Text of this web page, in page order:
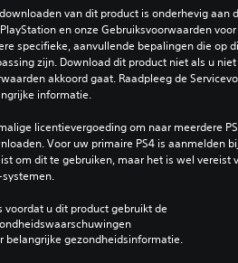
van dit product is onderhevig aan
en onze Gebruiksvoorwaarden
specifieke, aanvullende bepalingen die op
zijn. Download dit product niet als u
akkoord gaat. Raadpleeg de
informatie.
licentievergoeding om naar meerdere
Voor uw primaire PS4 is aanmelden
om dit te gebruiken, maar het is wel vereist
systemen.
voordat u dit product gebruikt de
belangrijke gezondheidsinformatie.